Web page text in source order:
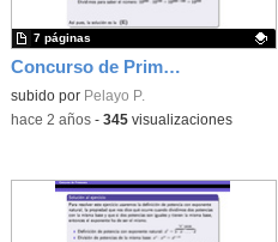
Concurso de Primavera - 2011 - Fase 2 - Nivel 2 - Ejercicio 11
Contenido educativo.
subido por Pelayo P.
7 páginas
-hace 2 años- 345visualizaciones